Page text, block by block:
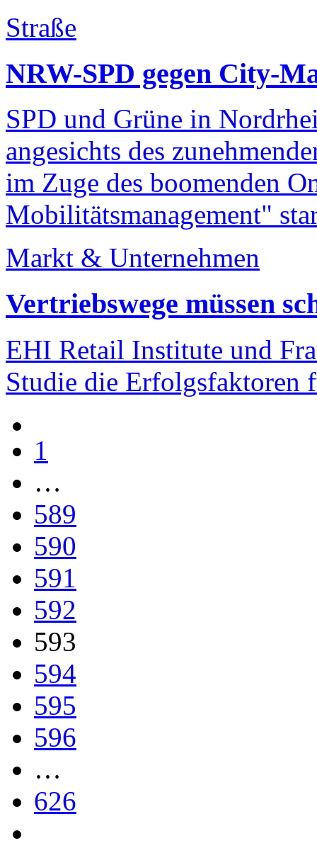
Straße
NRW-SPD gegen City-
SPD und Grüne in
angesichts des
im Zuge des boomenden
Mobilitätsmanagement"
Markt & Unternehmen
Vertriebswege müssen
EHI Retail Institute und
Studie die Erfolgsfaktoren
1
…
589
590
591
592
593
594
595
596
…
626